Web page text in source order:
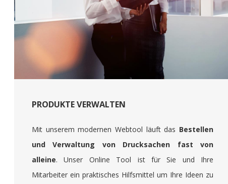
PRODUKTE VERWALTEN
Mit unserem modernen Webtool läuft das Bestellen
und Verwaltung von Drucksachen fast von
alleine. Unser Online Tool ist für Sie und Ihre
Mitarbeiter ein praktisches Hilfsmittel um Ihre Ideen zu